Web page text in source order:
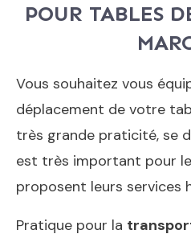
POUR TABLES
Vous souhaitez vous
déplacement de votre
très grande praticité, se
est très important pour
proposent leurs services
Pratique pour la